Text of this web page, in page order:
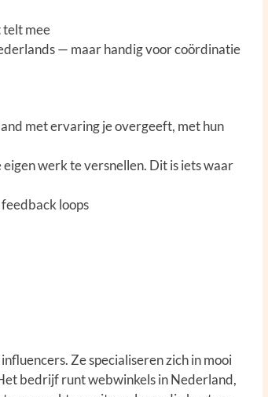
telt mee
— maar handig voor coördinatie
met ervaring je overgeeft, met hun
werk te versnellen. Dit is iets waar
loops
Ze specialiseren zich in mooi
bedrijf runt webwinkels in Nederland,